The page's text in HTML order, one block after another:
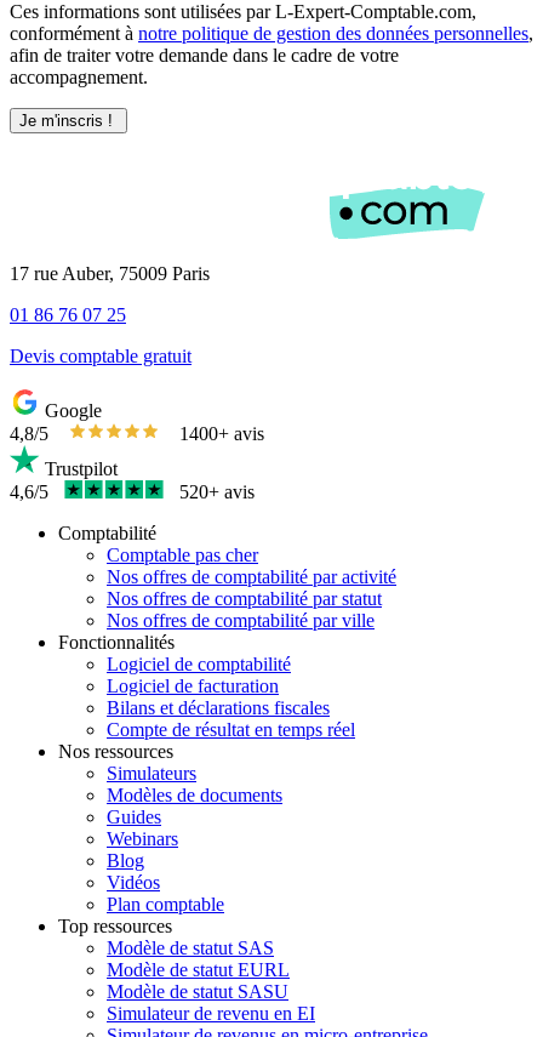
Ces informations sont utilisées par L-Expert-Comptable.com,
conformément à notre politique de gestion des données personnelles,
afin de traiter votre demande dans le cadre de votre
accompagnement.
17 rue Auber, 75009 Paris
01 86 76 07 25
Devis comptable gratuit
Google
4,8/5
1400+ avis
Trustpilot
4,6/5
520+ avis
Comptabilité
Comptable pas cher
Nos offres de comptabilité par activité
Nos offres de comptabilité par statut
Nos offres de comptabilité par ville
Fonctionnalités
Logiciel de comptabilité
Logiciel de facturation
Bilans et déclarations fiscales
Compte de résultat en temps réel
Nos ressources
Simulateurs
Modèles de documents
Guides
Webinars
Blog
Vidéos
Plan comptable
Top ressources
Modèle de statut SAS
Modèle de statut EURL
Modèle de statut SASU
Simulateur de revenu en EI